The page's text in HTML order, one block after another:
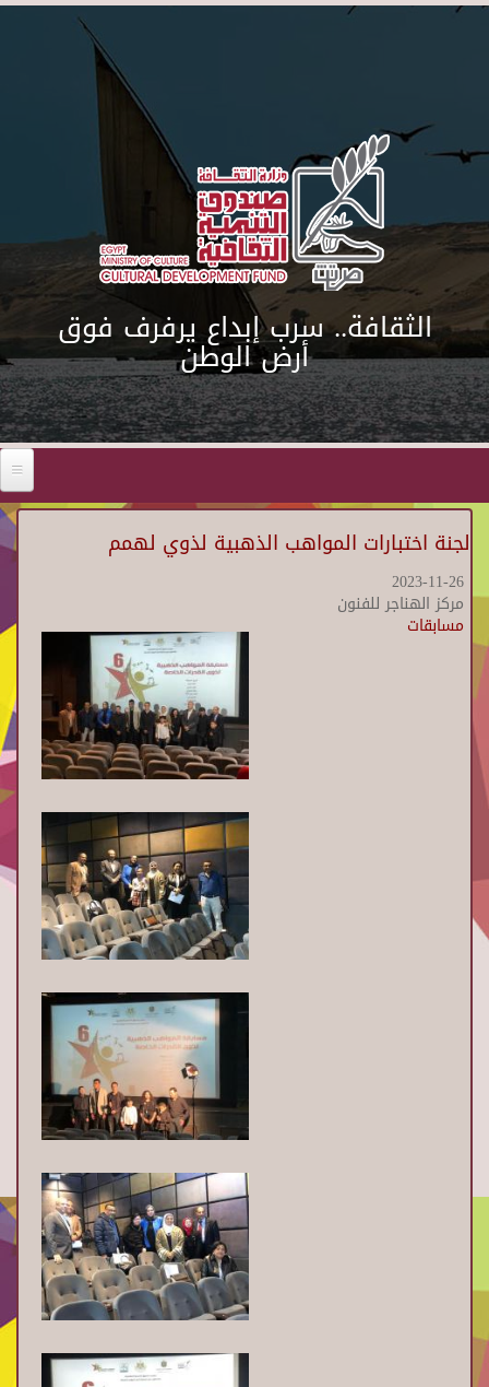
Skip to main content
الثقافة.. سرب إبداع يرفرف فوق
أرض الوطن
لجنة اختبارات المواهب الذهبية لذوي لهمم
2023-11-26
مركز الهناجر للفنون
مسابقات